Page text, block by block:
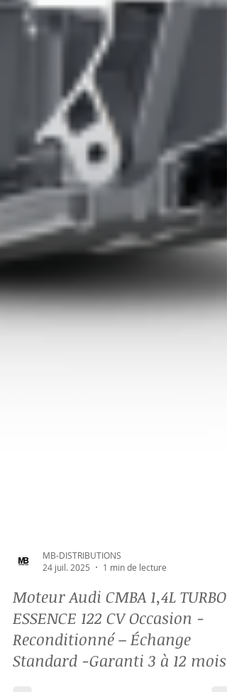
24 juil. 2025
1 min de lecture
Moteur Audi CMBA 1,4L TURBO
ESSENCE 122 CV Occasion -
Reconditionné – Échange